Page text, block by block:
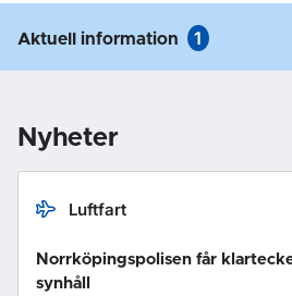
Aktuell information 1
Nyheter
Luftfart
Norrköpingspolisen får
synhåll